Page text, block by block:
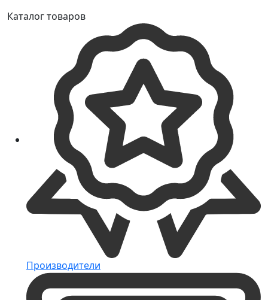
Каталог товаров
Производители